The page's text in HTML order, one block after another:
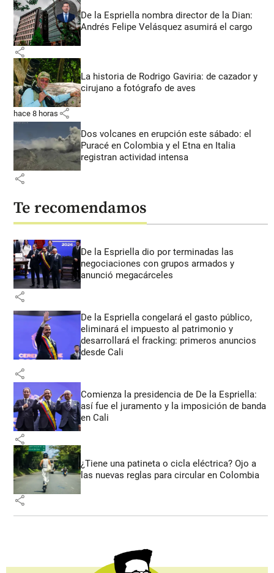
De la Espriella nombra director de la Dian:
Andrés Felipe Velásquez asumirá el cargo
share
La historia de Rodrigo Gaviria: de cazador y
cirujano a fotógrafo de aves
hace 8 horas share
Dos volcanes en erupción este sábado: el
Puracé en Colombia y el Etna en Italia
registran actividad intensa
share
Te recomendamos
De la Espriella dio por terminadas las
negociaciones con grupos armados y
anunció megacárceles
share
De la Espriella congelará el gasto público,
eliminará el impuesto al patrimonio y
desarrollará el fracking: primeros anuncios
desde Cali
share
Comienza la presidencia de De la Espriella:
así fue el juramento y la imposición de banda
en Cali
share
¿Tiene una patineta o cicla eléctrica? Ojo a
las nuevas reglas para circular en Colombia
share